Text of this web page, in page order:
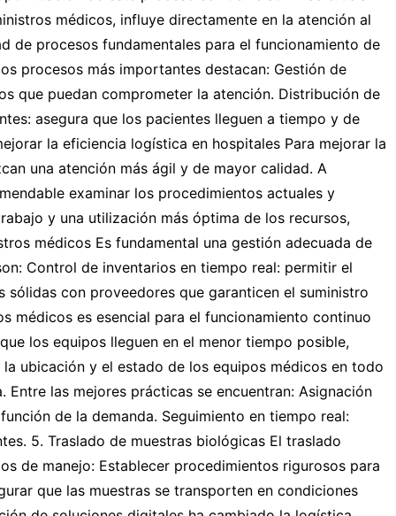
médicos, influye directamente en la atención al
de procesos fundamentales para el funcionamiento de
procesos más importantes destacan: Gestión de
que puedan comprometer la atención. Distribución de
asegura que los pacientes lleguen a tiempo y de
la eficiencia logística en hospitales Para mejorar la
una atención más ágil y de mayor calidad. A
examinar los procedimientos actuales y
y una utilización más óptima de los recursos,
médicos Es fundamental una gestión adecuada de
Control de inventarios en tiempo real: permitir el
con proveedores que garanticen el suministro
médicos es esencial para el funcionamiento continuo
los equipos lleguen en el menor tiempo posible,
ubicación y el estado de los equipos médicos en todo
las mejores prácticas se encuentran: Asignación
de la demanda. Seguimiento en tiempo real:
5. Traslado de muestras biológicas El traslado
de manejo: Establecer procedimientos rigurosos para
que las muestras se transporten en condiciones